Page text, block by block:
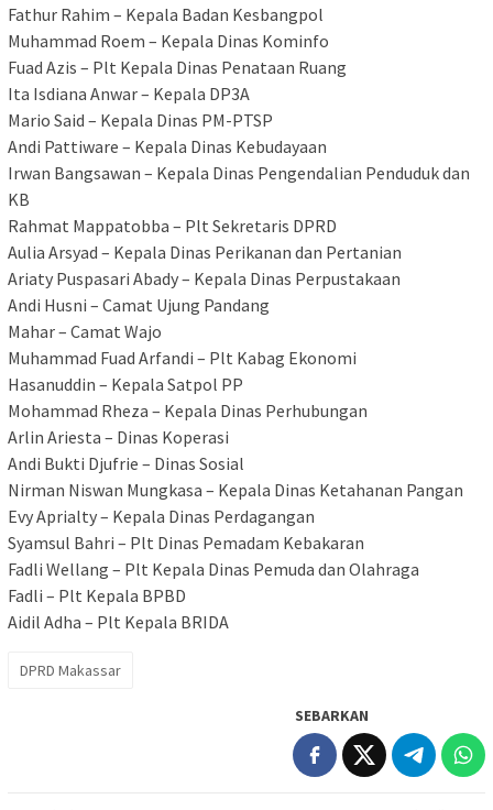
Fathur Rahim – Kepala Badan Kesbangpol
Muhammad Roem – Kepala Dinas Kominfo
Fuad Azis – Plt Kepala Dinas Penataan Ruang
Ita Isdiana Anwar – Kepala DP3A
Mario Said – Kepala Dinas PM-PTSP
Andi Pattiware – Kepala Dinas Kebudayaan
Irwan Bangsawan – Kepala Dinas Pengendalian Penduduk dan
KB
Rahmat Mappatobba – Plt Sekretaris DPRD
Aulia Arsyad – Kepala Dinas Perikanan dan Pertanian
Ariaty Puspasari Abady – Kepala Dinas Perpustakaan
Andi Husni – Camat Ujung Pandang
Mahar – Camat Wajo
Muhammad Fuad Arfandi – Plt Kabag Ekonomi
Hasanuddin – Kepala Satpol PP
Mohammad Rheza – Kepala Dinas Perhubungan
Arlin Ariesta – Dinas Koperasi
Andi Bukti Djufrie – Dinas Sosial
Nirman Niswan Mungkasa – Kepala Dinas Ketahanan Pangan
Evy Aprialty – Kepala Dinas Perdagangan
Syamsul Bahri – Plt Dinas Pemadam Kebakaran
Fadli Wellang – Plt Kepala Dinas Pemuda dan Olahraga
Fadli – Plt Kepala BPBD
Aidil Adha – Plt Kepala BRIDA
DPRD Makassar
SEBARKAN